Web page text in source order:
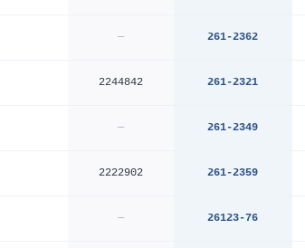
— 261-2362
2244842 261-2321
— 261-2349
2222902 261-2359
— 26123-76